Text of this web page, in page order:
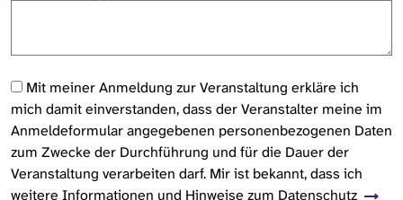
mich damit einverstanden, dass der Veranstalter meine im
Anmeldeformular angegebenen personenbezogenen Daten
zum Zwecke der Durchführung und für die Dauer der
Veranstaltung verarbeiten darf. Mir ist bekannt, dass ich
weitere Informationen und Hinweise zum Datenschutz